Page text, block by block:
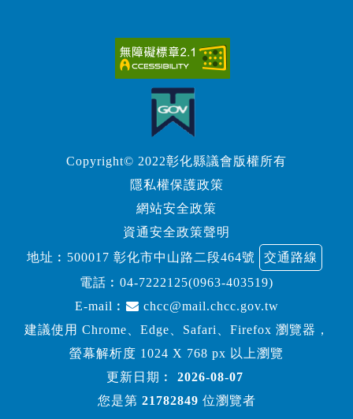
Copyright© 2022彰化縣議會版權所有
隱私權保護政策
網站安全政策
資通安全政策聲明
地址︰500017 彰化市中山路二段464號
交通路線
電話︰ 04-7222125(0963-403519)
E-mail︰
chcc@mail.chcc.gov.tw
建議使用 Chrome、Edge、Safari、Firefox 瀏覽器，
螢幕解析度 1024 X 768 px 以上瀏覽
更新日期︰
2026-08-07
您是第 21782849 位瀏覽者